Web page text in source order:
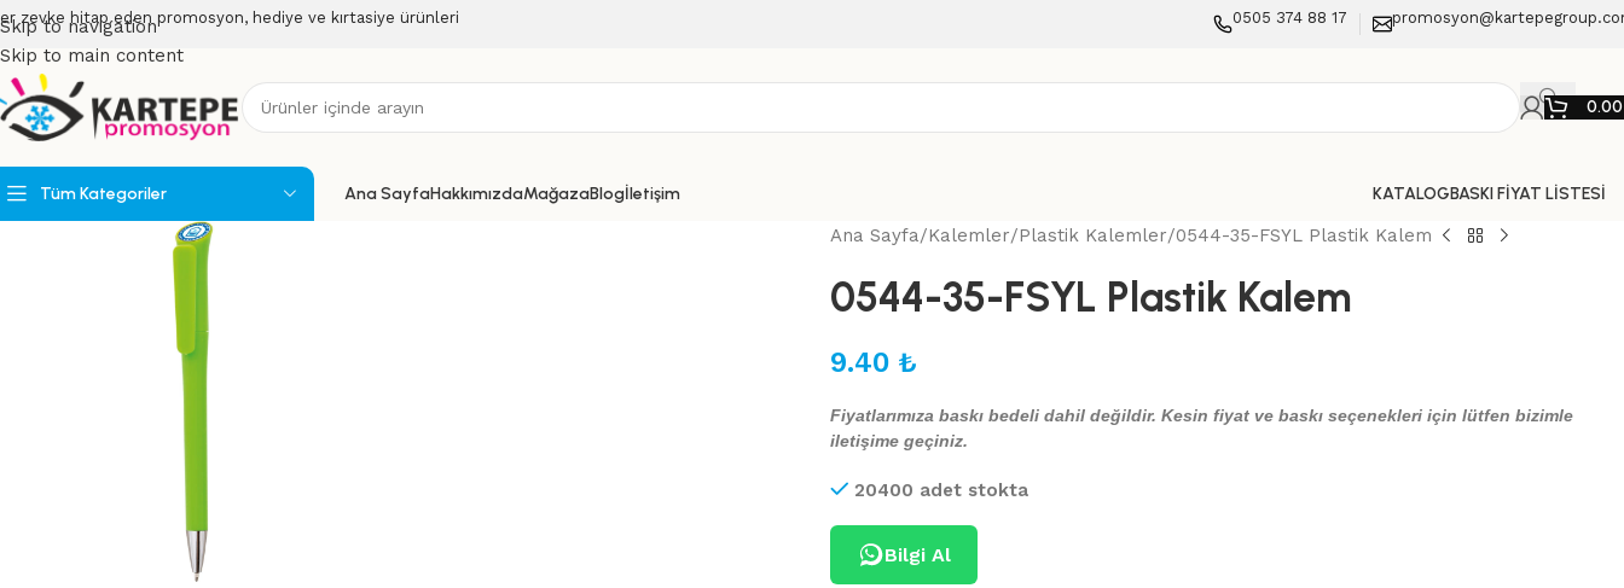
Skip to navigation
Skip to main content
zevke hitap eden promosyon, hediye ve kırtasiye ürünleri 0505 374 88 17
Tüm Kategoriler
Powerbank Organizerler
Ana SayfaHakkımızdaMağazaBlogİletişim KATALOGBASKI FİYAT LİSTESİ
Ana Sayfa Kalemler Plastik Kalemler 0544-35-FSYL Plastik Kalem
0544-35-FSYL Plastik Kalem
9.40 ₺
Fiyatlarımıza baskı bedeli dahil değildir. Kesin fiyat ve baskı seçenekleri için lütfen bizimle
iletişime geçiniz.
20400 adet stokta
Bilgi Al